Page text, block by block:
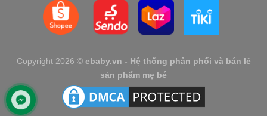
Copyright 2026 © ebaby.vn - Hệ thống phân phối và bán lẻ
sản phẩm mẹ bé